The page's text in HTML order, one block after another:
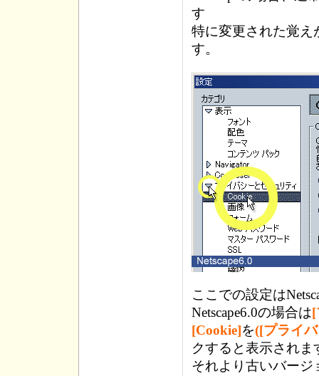
す
特に変更された覚え
す。
ここでの設定は
Netscape6.0の場合は
[Cookie] を([プライ
クすると表示されま
それより古いバージ